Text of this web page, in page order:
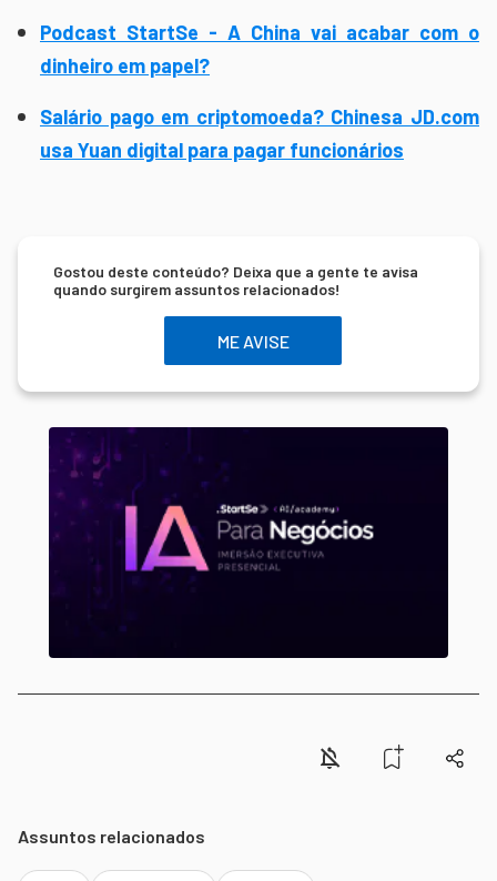
Podcast StartSe - A China vai acabar com o
dinheiro em papel?
Salário pago em criptomoeda? Chinesa JD.com
usa Yuan digital para pagar funcionários
Gostou deste conteúdo? Deixa que a gente te avisa
quando surgirem assuntos relacionados!
ME AVISE
Assuntos relacionados